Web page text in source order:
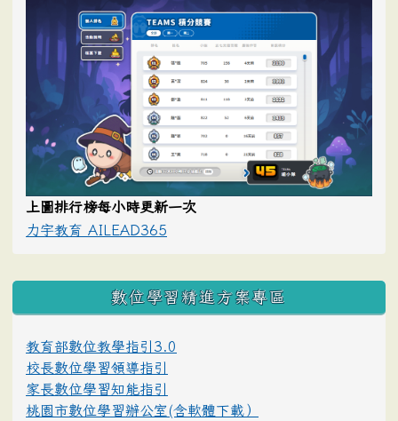
上圖排行榜每小時更新一次
力宇教育 AILEAD365
數位學習精進方案專區
教育部數位教學指引3.0
校長數位學習領導指引
家長數位學習知能指引
桃園市數位學習辦公室(含軟體下載）